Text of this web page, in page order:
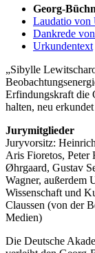
Georg-
Laudatio von
Dankrede
Urkundentext
Sibylle
Erfindungskraft die
halten, neu
Jurymitglieder
Juryvorsitz:
Aris Fioretos, Peter
Øhrgaard, Gustav
Wagner, außerdem
Wissenschaft und
Claussen (von der
Medien)
Die Deutsche